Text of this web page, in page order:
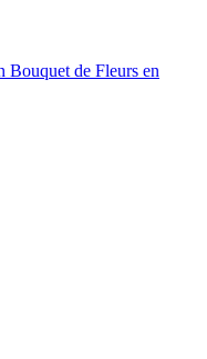
Bouquet de Fleurs en